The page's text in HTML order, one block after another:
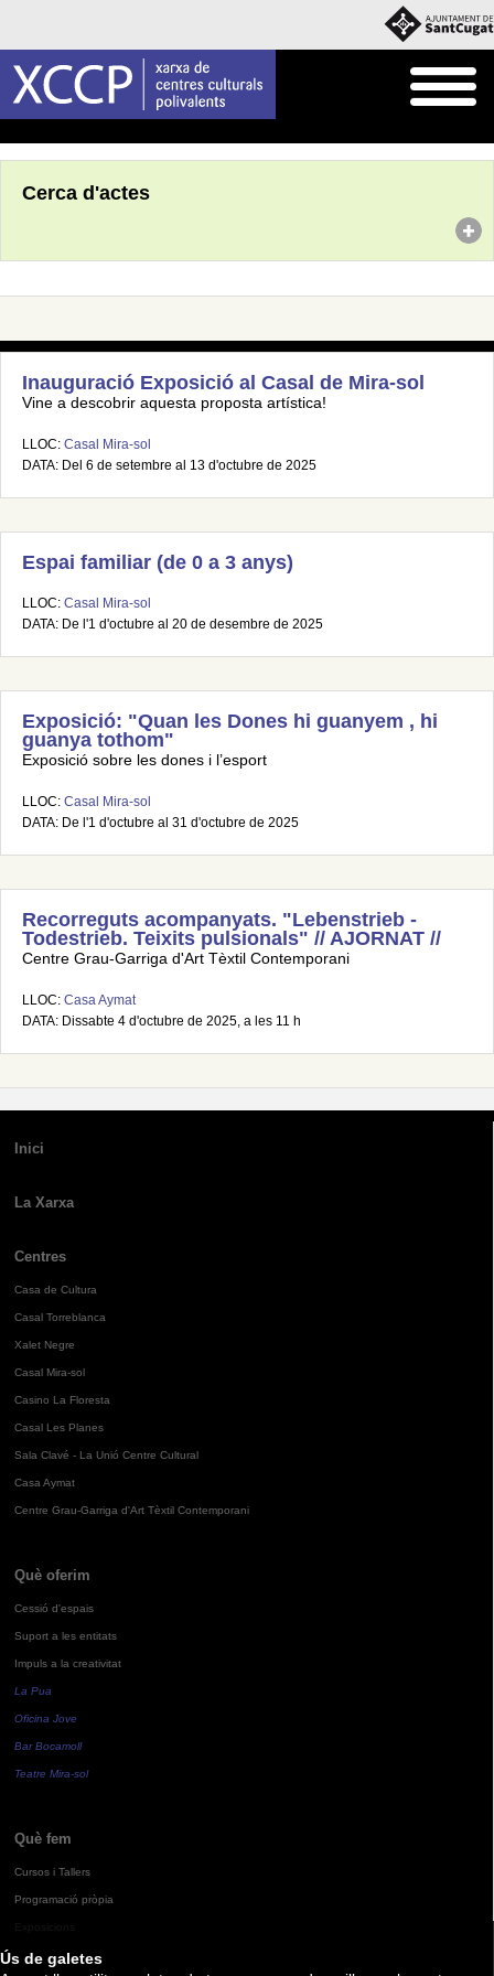
Ús de galetes
Cerca d'actes
Inauguració Exposició al Casal de Mira-sol
Vine a descobrir aquesta proposta artística!
LLOC: Casal Mira-sol
DATA: Del 6 de setembre al 13 d'octubre de 2025
Espai familiar (de 0 a 3 anys)
LLOC: Casal Mira-sol
DATA: De l'1 d'octubre al 20 de desembre de 2025
Exposició: "Quan les Dones hi guanyem , hi
guanya tothom"
Exposició sobre les dones i l’esport
LLOC: Casal Mira-sol
DATA: De l'1 d'octubre al 31 d'octubre de 2025
Recorreguts acompanyats. "Lebenstrieb -
Todestrieb. Teixits pulsionals" // AJORNAT //
Centre Grau-Garriga d'Art Tèxtil Contemporani
LLOC: Casa Aymat
DATA: Dissabte 4 d'octubre de 2025, a les 11 h
Inici
La Xarxa
Centres
Casa de Cultura
Casal Torreblanca
Xalet Negre
Casal Mira-sol
Casino La Floresta
Casal Les Planes
Sala Clavé - La Unió Centre Cultural
Casa Aymat
Centre Grau-Garriga d'Art Tèxtil Contemporani
Què oferim
Cessió d'espais
Suport a les entitats
Impuls a la creativitat
La Pua
Oficina Jove
Bar Bocamoll
Teatre Mira-sol
Què fem
Cursos i Tallers
Programació pròpia